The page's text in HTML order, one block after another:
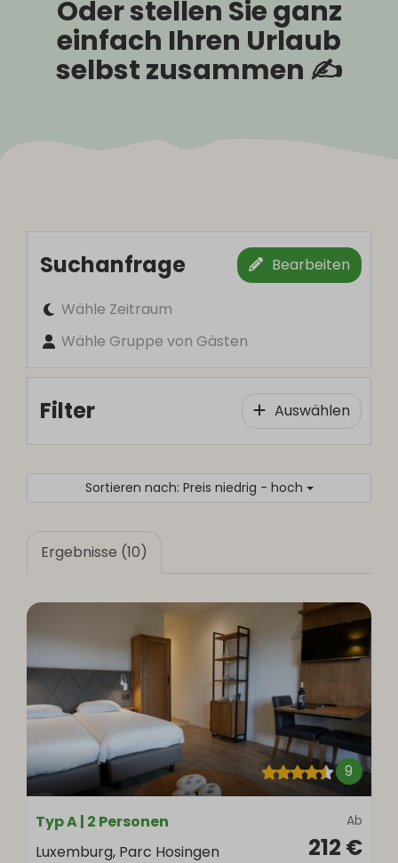
Oder stellen Sie ganz
einfach Ihren Urlaub
selbst zusammen ✍️
Suchanfrage Bearbeiten
Wähle Zeitraum
Wähle Gruppe von Gästen
Filter Auswählen
Sortieren nach: Preis niedrig - hoch
Ergebnisse (10)
9
Ab
212 €
Typ A | 2 Personen
Luxemburg, Parc Hosingen